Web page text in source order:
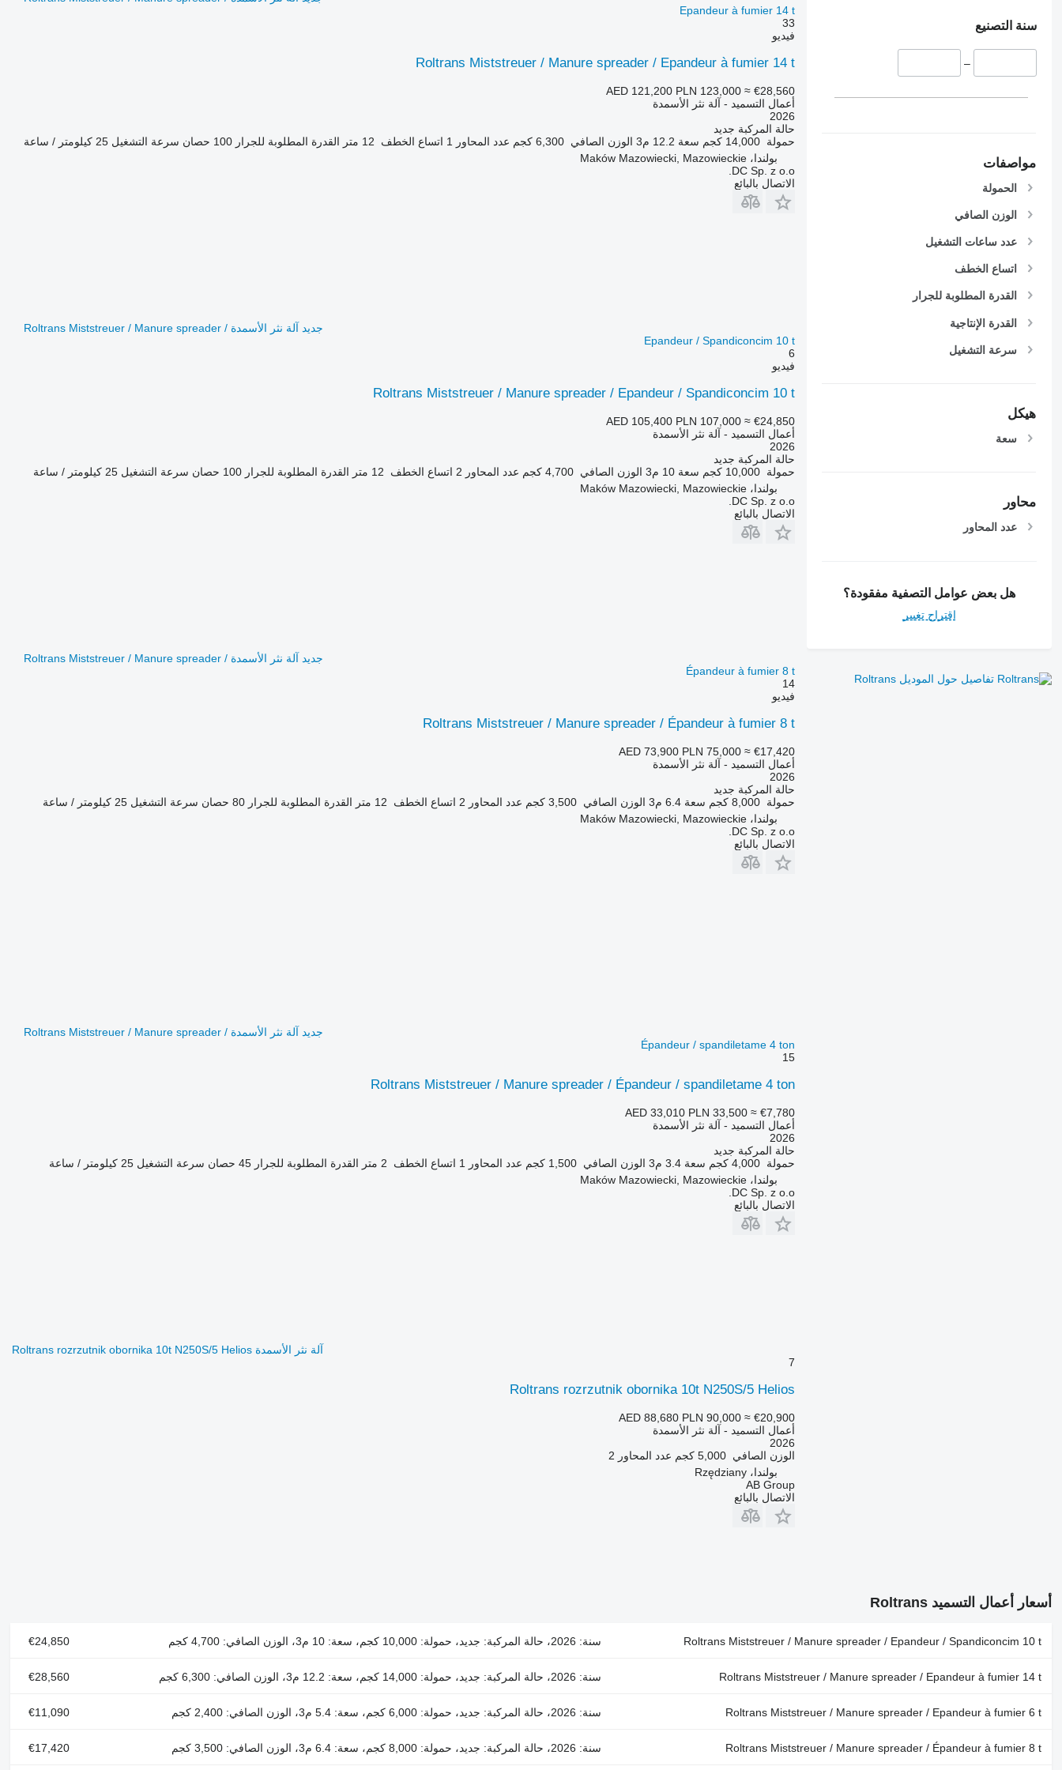
سنة التصنيع
–
مواصفات
الحمولة
الوزن الصافي
عدد ساعات التشغيل
اتساع الخطف
القدرة المطلوبة للجرار
القدرة الإنتاجية
سرعة التشغيل
هيكل
سعة
محاور
عدد المحاور
هل بعض عوامل التصفية مفقودة؟
اقتراح تغيير
تفاصيل حول الموديل Roltrans
Epandeur à fumier 14 t
33
فيديو
Roltrans Miststreuer / Manure spreader / Epandeur à fumier 14 t
AED 121,200 PLN 123,000 ≈ €28,560
أعمال التسميد - آلة نثر الأسمدة
2026
حالة المركبة جديد
حمولة 14,000 كجم سعة 12.2 م3 الوزن الصافي 6,300 كجم عدد المحاور 1 اتساع الخطف 12 متر القدرة المطلوبة للجرار 100 حصان سرعة التشغيل 25 كيلومتر / ساعة
بولندا، Maków Mazowiecki, Mazowieckie
DC Sp. z o.o.
الاتصال بالبائع
جديد آلة نثر الأسمدة Roltrans Miststreuer / Manure spreader /
Epandeur / Spandiconcim 10 t
6
فيديو
Roltrans Miststreuer / Manure spreader / Epandeur / Spandiconcim 10 t
AED 105,400 PLN 107,000 ≈ €24,850
أعمال التسميد - آلة نثر الأسمدة
2026
حالة المركبة جديد
حمولة 10,000 كجم سعة 10 م3 الوزن الصافي 4,700 كجم عدد المحاور 2 اتساع الخطف 12 متر القدرة المطلوبة للجرار 100 حصان سرعة التشغيل 25 كيلومتر / ساعة
بولندا، Maków Mazowiecki, Mazowieckie
DC Sp. z o.o.
الاتصال بالبائع
جديد آلة نثر الأسمدة Roltrans Miststreuer / Manure spreader /
Épandeur à fumier 8 t
14
فيديو
Roltrans Miststreuer / Manure spreader / Épandeur à fumier 8 t
AED 73,900 PLN 75,000 ≈ €17,420
أعمال التسميد - آلة نثر الأسمدة
2026
حالة المركبة جديد
حمولة 8,000 كجم سعة 6.4 م3 الوزن الصافي 3,500 كجم عدد المحاور 2 اتساع الخطف 12 متر القدرة المطلوبة للجرار 80 حصان سرعة التشغيل 25 كيلومتر / ساعة
بولندا، Maków Mazowiecki, Mazowieckie
DC Sp. z o.o.
الاتصال بالبائع
جديد آلة نثر الأسمدة Roltrans Miststreuer / Manure spreader /
Épandeur / spandiletame 4 ton
15
Roltrans Miststreuer / Manure spreader / Épandeur / spandiletame 4 ton
AED 33,010 PLN 33,500 ≈ €7,780
أعمال التسميد - آلة نثر الأسمدة
2026
حالة المركبة جديد
حمولة 4,000 كجم سعة 3.4 م3 الوزن الصافي 1,500 كجم عدد المحاور 1 اتساع الخطف 2 متر القدرة المطلوبة للجرار 45 حصان سرعة التشغيل 25 كيلومتر / ساعة
بولندا، Maków Mazowiecki, Mazowieckie
DC Sp. z o.o.
الاتصال بالبائع
آلة نثر الأسمدة Roltrans rozrzutnik obornika 10t N250S/5 Helios
7
Roltrans rozrzutnik obornika 10t N250S/5 Helios
AED 88,680 PLN 90,000 ≈ €20,900
أعمال التسميد - آلة نثر الأسمدة
2026
الوزن الصافي 5,000 كجم عدد المحاور 2
بولندا، Rzędziany
AB Group
الاتصال بالبائع
أسعار أعمال التسميد Roltrans
Roltrans Miststreuer / Manure spreader / Epandeur / Spandiconcim 10 t سنة: 2026، حالة المركبة: جديد، حمولة: 10,000 كجم، سعة: 10 م3، الوزن الصافي: 4,700 كجم €24,850
Roltrans Miststreuer / Manure spreader / Epandeur à fumier 14 t سنة: 2026، حالة المركبة: جديد، حمولة: 14,000 كجم، سعة: 12.2 م3، الوزن الصافي: 6,300 كجم €28,560
Roltrans Miststreuer / Manure spreader / Epandeur à fumier 6 t سنة: 2026، حالة المركبة: جديد، حمولة: 6,000 كجم، سعة: 5.4 م3، الوزن الصافي: 2,400 كجم €11,090
Roltrans Miststreuer / Manure spreader / Épandeur à fumier 8 t سنة: 2026، حالة المركبة: جديد، حمولة: 8,000 كجم، سعة: 6.4 م3، الوزن الصافي: 3,500 كجم €17,420